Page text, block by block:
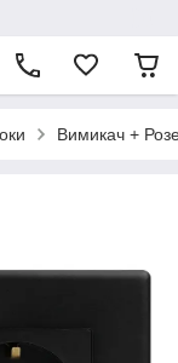
Вимикач +